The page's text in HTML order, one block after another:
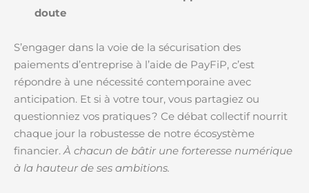
doute
S’engager dans la voie de la sécurisation des
paiements d’entreprise à l’aide de PayFiP, c’est
répondre à une nécessité contemporaine avec
anticipation. Et si à votre tour, vous partagiez ou
questionniez vos pratiques ? Ce débat collectif nourrit
chaque jour la robustesse de notre écosystème
financier.À chacun de bâtir une forteresse numérique
à la hauteur de ses ambitions.